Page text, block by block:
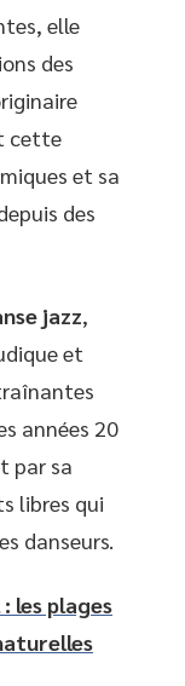
elle
des
cette
et sa
des
jazz,
et
années 20
par sa
libres qui
danseurs.
les plages